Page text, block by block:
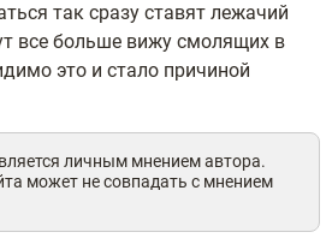
так сразу ставят лежачий
все больше вижу смолящих в
это и стало причиной
личным мнением автора.
может не совпадать с мнением